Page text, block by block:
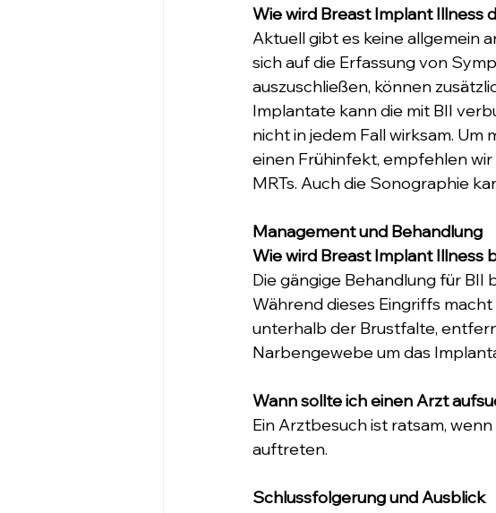
Wie wird Breast Implant Illness
Aktuell gibt es keine allgemein
sich auf die Erfassung von
auszuschließen, können
Implantate kann die mit BII
nicht in jedem Fall wirksam.
einen Frühinfekt, empfehlen
MRTs. Auch die Sonographie
Management und Behandlung
Wie wird Breast Implant Illness
Die gängige Behandlung für
Während dieses Eingriffs
unterhalb der Brustfalte,
Narbengewebe um das
Wann sollte ich einen Arzt
Ein Arztbesuch ist ratsam,
auftreten.
Schlussfolgerung und Ausblick